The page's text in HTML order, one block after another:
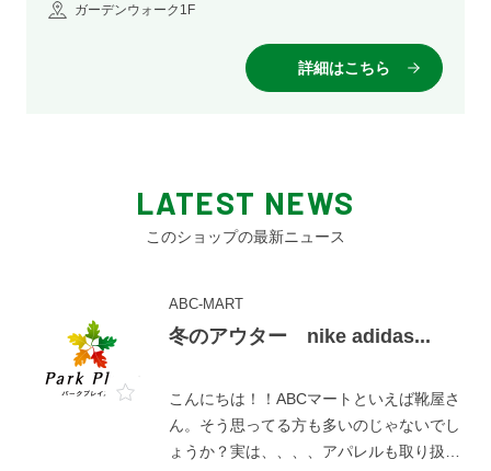
ガーデンウォーク1F
詳細はこちら
LATEST NEWS
このショップの最新ニュース
ABC-MART
冬のアウター nike adidas...
こんにちは！！ABCマートといえば靴屋さ
ん。そう思ってる方も多いのじゃないでし
ょうか？実は、、、、アパレルも取り扱っ